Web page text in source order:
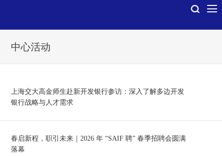
中心活动
上海交大高金师生赴新开发银行参访：深入了解多边开发
银行战略与人才需求
春启新程，职引未来｜2026 年 “SAIF 聘” 春季招聘会圆满
落幕